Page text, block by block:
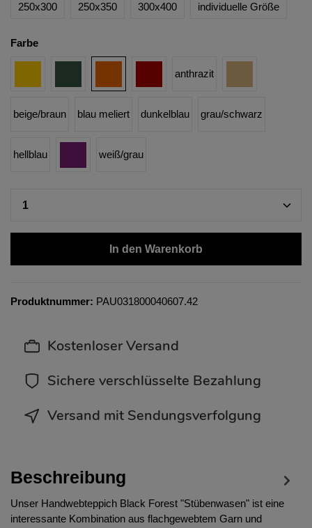
250x300 250x350 300x400 individuelle Größe
Farbe
anthrazit
beige/braun blau meliert dunkelblau grau/schwarz
hellblau weiß/grau
In den Warenkorb
Produktnummer: PAU031800040607.42
Kostenloser Versand
Sichere verschlüsselte Bezahlung
Versand mit Sendungsverfolgung
Beschreibung
Unser Handwebteppich Black Forest "Stübenwasen" ist eine
interessante Kombination aus flachgewebtem Garn und